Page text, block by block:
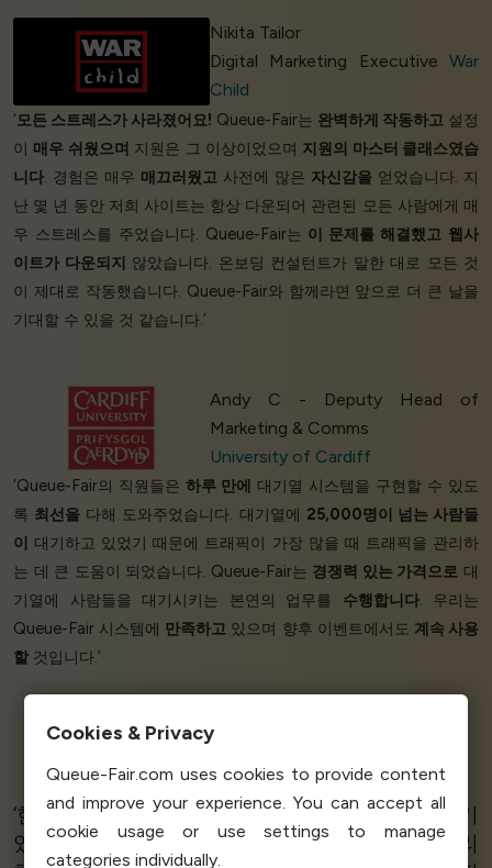
Nikita Tailor
Digital Marketing Executive War
Child
‘모든 스트레스가 사라졌어요! Queue-Fair는 완벽하게 작동하고 설정
이 매우 쉬웠으며 지원은 그 이상이었으며 지원의 마스터 클래스였습
니다. 경험은 매우 매끄러웠고 사전에 많은 자신감을 얻었습니다. 지
난 몇 년 동안 저희 사이트는 항상 다운되어 관련된 모든 사람에게 매
우 스트레스를 주었습니다. Queue-Fair는 이 문제를 해결했고 웹사
이트가 다운되지
않았습니다. 온보딩 컨설턴트가 말한 대로 모든 것
이 제대로 작동했습니다. Queue-Fair와 함께라면 앞으로 더 큰 날을
기대할 수 있을 것 같습니다.’
Andy C - Deputy Head of
Marketing & Comms
University of Cardiff
‘Queue-Fair의 직원들은 하루 만에 대기열 시스템을 구현할 수 있도
록 최선을 다해 도와주었습니다. 대기열에 25,000명이 넘는 사람들
이 대기하고 있었기 때문에 트래픽이 가장 많을 때 트래픽을 관리하
는 데 큰 도움이 되었습니다. Queue-Fair는 경쟁력 있는 가격으로 대
기열에 사람들을 대기시키는 본연의 업무를 수행합니다. 우리는
Queue-Fair 시스템에 만족하고 있으며 향후 이벤트에서도 계속 사용
할 것입니다.’
PrioTicket
‘한 번에 많은 사람들이 웹사이트를 방문하는 인기
있는 이벤트가 있습니다. Queue-Fair는 이를 관리
Cookies & Privacy
Queue-Fair.com uses cookies to provide content
and improve your experience. You can accept all
cookie usage or use settings to manage
categories individually.